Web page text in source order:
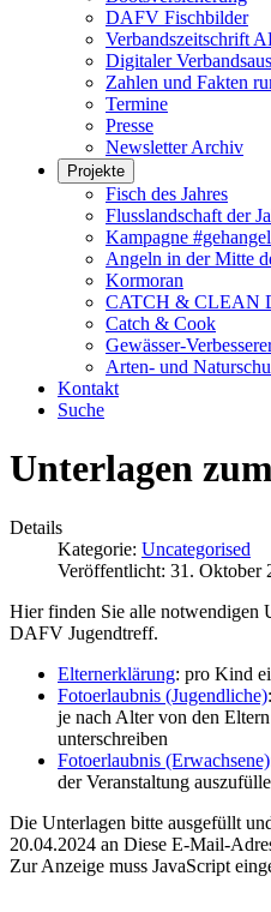
DAFV Fischbilder
Verbandszeitschrift
Digitaler
Zahlen und Fakten
Termine
Presse
Newsletter Archiv
Projekte
Fisch des Jahres
Flusslandschaft der
Kampagne
Angeln in der Mitte
Kormoran
CATCH & CLEAN
Catch & Cook
Gewässer-
Arten- und
Kontakt
Suche
Unterlagen
Details
Kategorie: Uncategorised
Veröffentlicht: 31. Oktober
Hier finden Sie alle notwendigen
DAFV Jugendtreff.
Elternerklärung: pro Kind
Fotoerlaubnis (Jugendliche)
je nach Alter von den
unterschreiben
Fotoerlaubnis (Erwachsene)
der Veranstaltung
Die Unterlagen bitte ausgefüllt
20.04.2024 an Diese E-Mail-
Zur Anzeige muss JavaScript